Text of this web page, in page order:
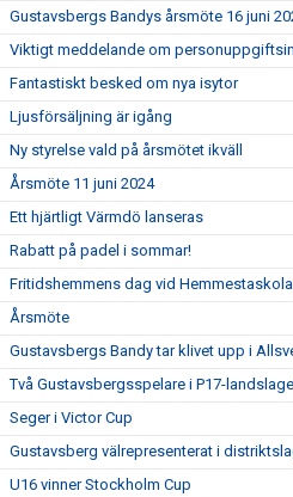
Gustavsbergs Bandys årsmöte 16 juni
Viktigt meddelande om
Fantastiskt besked om nya isytor
Ljusförsäljning är igång
Ny styrelse vald på årsmötet ikväll
Årsmöte 11 juni 2024
Ett hjärtligt Värmdö lanseras
Rabatt på padel i sommar!
Fritidshemmens dag vid
Årsmöte
Gustavsbergs Bandy tar klivet upp i
Två Gustavsbergsspelare i P17-
Seger i Victor Cup
Gustavsberg välrepresenterat i
U16 vinner Stockholm Cup